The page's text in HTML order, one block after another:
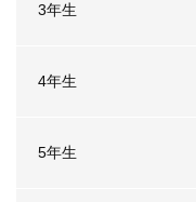
3年生
4年生
5年生